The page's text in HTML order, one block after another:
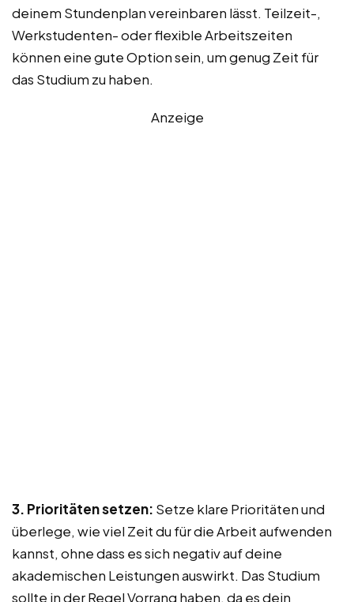
deinem Stundenplan vereinbaren lässt. Teilzeit-,
Werkstudenten- oder flexible Arbeitszeiten
können eine gute Option sein, um genug Zeit für
das Studium zu haben.
Anzeige
3. Prioritäten setzen: Setze klare Prioritäten und
überlege, wie viel Zeit du für die Arbeit aufwenden
kannst, ohne dass es sich negativ auf deine
akademischen Leistungen auswirkt. Das Studium
sollte in der Regel Vorrang haben, da es dein